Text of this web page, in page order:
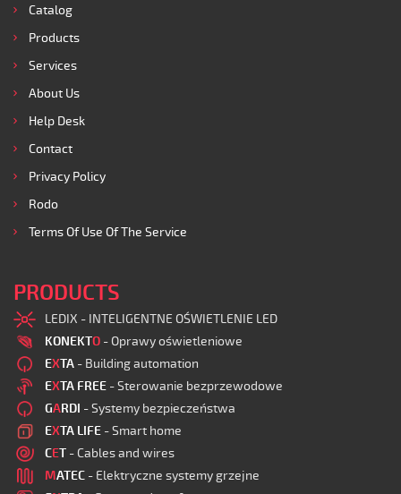
Catalog
Products
Services
About Us
Help Desk
Contact
Privacy Policy
Rodo
Terms Of Use Of The Service
PRODUCTS
LEDIX - INTELIGENTNE OŚWIETLENIE LED
KONEKTO - Oprawy oświetleniowe
EXTA - Building automation
EXTA FREE - Sterowanie bezprzewodowe
GARDI - Systemy bezpieczeństwa
EXTA LIFE - Smart home
CET - Cables and wires
MATEC - Elektryczne systemy grzejne